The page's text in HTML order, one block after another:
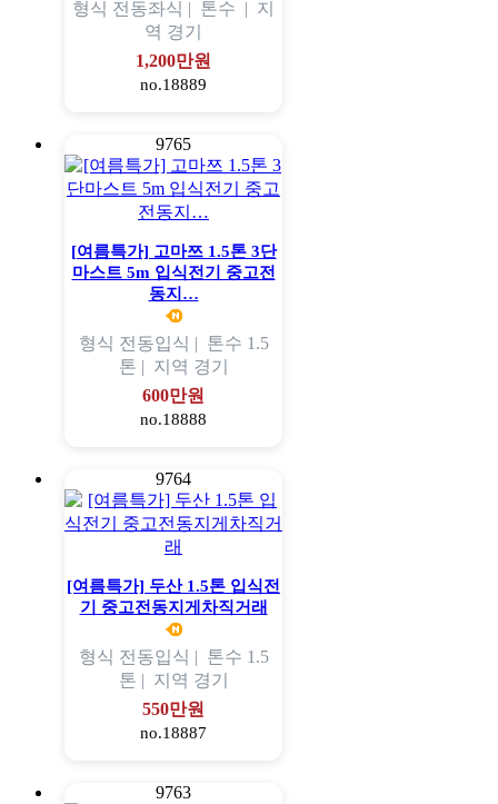
형식 전동좌식 | 톤수 | 지
역 경기
1,200만원
no.18889
9765
[여름특가] 고마쯔 1.5톤 3단
마스트 5m 입식전기 중고전
동지…
형식 전동입식 | 톤수 1.5
톤 | 지역 경기
600만원
no.18888
9764
[여름특가] 두산 1.5톤 입식전
기 중고전동지게차직거래
형식 전동입식 | 톤수 1.5
톤 | 지역 경기
550만원
no.18887
9763